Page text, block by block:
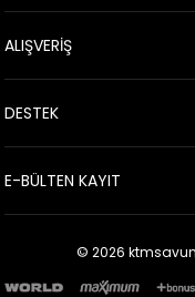
ALIŞVERİŞ
DESTEK
E-BÜLTEN KAYIT
© 2026